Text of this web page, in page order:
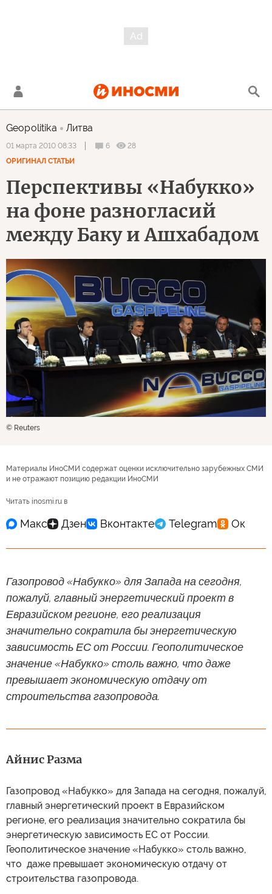
Geopolitika Литва
01 марта 2010 08:33 6
28
ОРИГИНАЛ СТАТЬИ
Перспективы «Набукко»
на фоне разногласий
между Баку и Ашхабадом
© Reuters
Материалы ИноСМИ содержат оценки исключительно зарубежных СМИ
и не отражают позицию редакции ИноСМИ
Читать inosmi.ru в
Газопровод «Набукко» для Запада на сегодня,
пожалуй, главный энергетический проект в
Евразийском регионе, его реализация
значительно сократила бы энергетическую
зависимость ЕС от России. Геополитическое
значение «Набукко» столь важно, что даже
превышает экономическую отдачу от
строительства газопровода.
Айнис Разма
Газопровод «Набукко» для Запада на сегодня, пожалуй,
главный энергетический проект в Евразийском
регионе, его реализация значительно сократила бы
энергетическую зависимость ЕС от России.
Геополитическое значение «Набукко» столь важно,
что даже превышает экономическую отдачу от
строительства газопровода.